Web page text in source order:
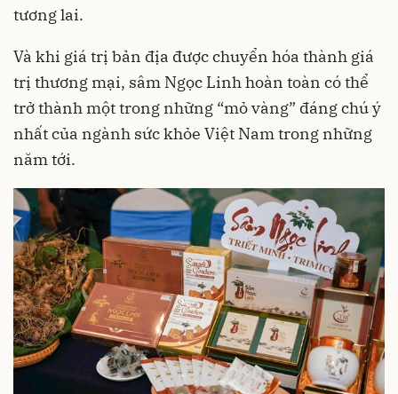
tương lai.
Và khi giá trị bản địa được chuyển hóa thành giá
trị thương mại, sâm Ngọc Linh hoàn toàn có thể
trở thành một trong những “mỏ vàng” đáng chú ý
nhất của ngành sức khỏe Việt Nam trong những
năm tới.